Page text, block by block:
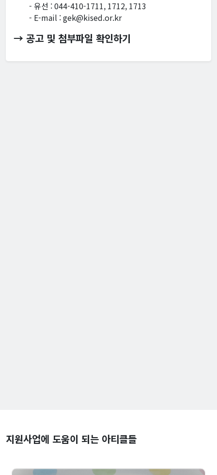
- 유선 : 044-410-1711, 1712, 1713
- E-mail : gek@kised.or.kr
→ 공고 및 첨부파일 확인하기
지원사업에 도움이 되는 아티클들